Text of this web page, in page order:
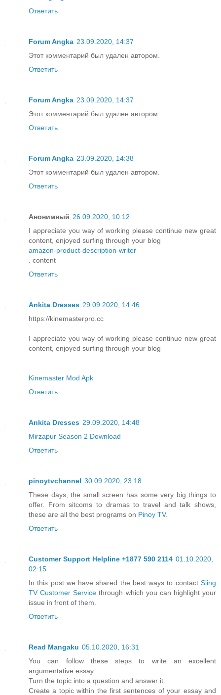
Ответить
Forum Angka 23.09.2020, 14:37
Этот комментарий был удален автором.
Ответить
Forum Angka 23.09.2020, 14:37
Этот комментарий был удален автором.
Ответить
Forum Angka 23.09.2020, 14:38
Этот комментарий был удален автором.
Ответить
Анонимный 26.09.2020, 10:12
I appreciate you way of working please continue new great
content, enjoyed surfing through your blog
amazon-product-description-writer
. content
Ответить
Ankita Dresses 29.09.2020, 14:46
https://kinemasterpro.cc
I appreciate you way of working please continue new great
content, enjoyed surfing through your blog
Kinemaster Mod Apk
Ответить
Ankita Dresses 29.09.2020, 14:48
Mirzapur Season 2 Download
Ответить
pinoytvchannel 30.09.2020, 23:18
These days, the small screen has some very big things to
offer. From sitcoms to dramas to travel and talk shows,
these are all the best programs on Pinoy TV.
Ответить
Customer Support Helpline +1877 590 2114 01.10.2020,
02:15
In this post we have shared the best ways to contact Sling
TV Customer Service through which you can highlight your
issue in front of them.
Ответить
Read Mangaku 05.10.2020, 16:31
You can follow these steps to write an excellent
argumentative essay.
Turn the topic into a question and answer it:
Create a topic within the first sentences of your essay and